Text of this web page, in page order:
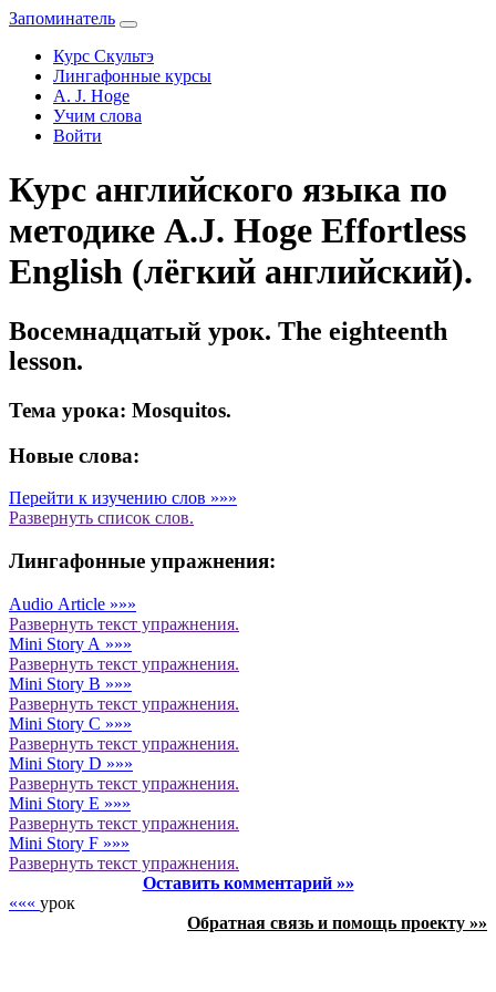
Запоминатель
Курс Скультэ
Лингафонные курсы
A. J. Hoge
Учим слова
Войти
Курс английского языка по
методике A.J. Hoge Effortless
English (лёгкий английский).
Восемнадцатый урок. The eighteenth
lesson.
Тема урока: Mosquitos.
Новые слова:
Перейти к изучению слов »»»
Развернуть список слов.
Лингафонные упражнения:
Audio Article »»»
Развернуть текст упражнения.
Mini Story A »»»
Развернуть текст упражнения.
Mini Story B »»»
Развернуть текст упражнения.
Mini Story C »»»
Развернуть текст упражнения.
Mini Story D »»»
Развернуть текст упражнения.
Mini Story E »»»
Развернуть текст упражнения.
Mini Story F »»»
Развернуть текст упражнения.
Оставить комментарий »»
««« урок
Обратная связь и помощь проекту »»